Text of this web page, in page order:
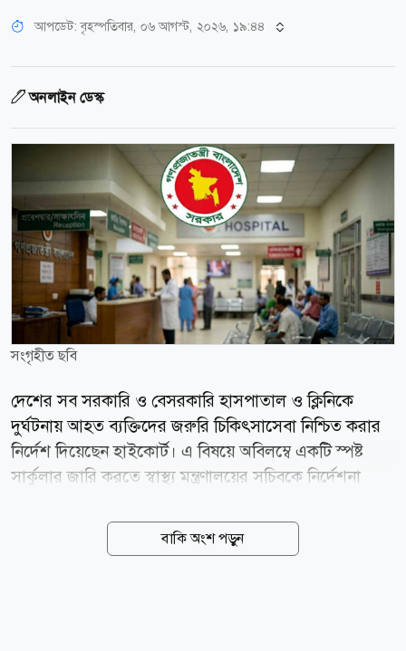
আপডেট: বৃহস্পতিবার, ০৬ আগস্ট, ২০২৬, ১৯:৪৪
অনলাইন ডেস্ক
সংগৃহীত ছবি
দেশের সব সরকারি ও বেসরকারি হাসপাতাল ও ক্লিনিকে
দুর্ঘটনায় আহত ব্যক্তিদের জরুরি চিকিৎসাসেবা নিশ্চিত করার
নির্দেশ দিয়েছেন হাইকোর্ট। এ বিষয়ে অবিলম্বে একটি স্পষ্ট
সার্কুলার জারি করতে স্বাস্থ্য মন্ত্রণালয়ের সচিবকে নির্দেশনা
হাবিবুল গনি এবং বিচারপতি সৈয়দ মোহাম্মদ তাজরুল
হোসেনের সমন্বয়ে গঠিত হাইকোর্ট বেঞ্চ এসংক্রান্ত জারি করা
বাকি অংশ পড়ুন